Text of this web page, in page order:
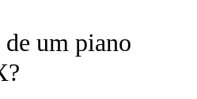
um piano